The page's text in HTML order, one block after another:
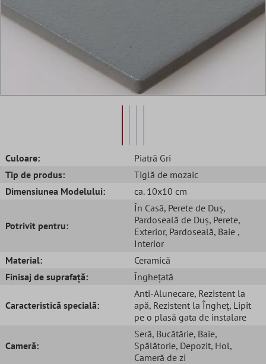
Culoare:
Piatră Gri
Tip de produs:
Tiglă de mozaic
Dimensiunea Modelului:
ca. 10x10 cm
Potrivit pentru:
În Casă, Perete de Duș,
Pardoseală de Duș, Perete,
Exterior, Pardoseală, Baie ,
Interior
Material:
Ceramică
Finisaj de suprafață:
Înghețată
Caracteristică specială:
Anti-Alunecare, Rezistent la
apă, Rezistent la Îngheț, Lipit
pe o plasă gata de instalare
Cameră:
Seră, Bucătărie, Baie,
Spălătorie, Depozit, Hol,
Cameră de zi